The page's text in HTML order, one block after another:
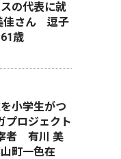
の代表に就
佳さん 逗子
歳
小学生がつ
プロジェクト
者 有川 美
町一色在